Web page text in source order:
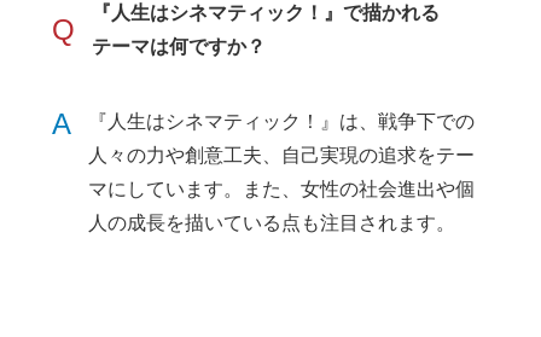
Q
『人生はシネマティック！』で描かれる
テーマは何ですか？
A
『人生はシネマティック！』は、戦争下での
人々の力や創意工夫、自己実現の追求をテー
マにしています。また、女性の社会進出や個
人の成長を描いている点も注目されます。